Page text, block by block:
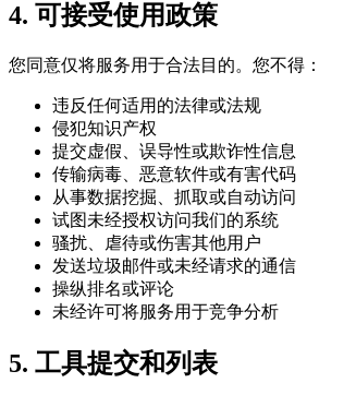
4. 可接受使用政策
您同意仅将服务用于合法目的。您不得：
违反任何适用的法律或法规
侵犯知识产权
提交虚假、误导性或欺诈性信息
传输病毒、恶意软件或有害代码
从事数据挖掘、抓取或自动访问
试图未经授权访问我们的系统
骚扰、虐待或伤害其他用户
发送垃圾邮件或未经请求的通信
操纵排名或评论
未经许可将服务用于竞争分析
5. 工具提交和列表